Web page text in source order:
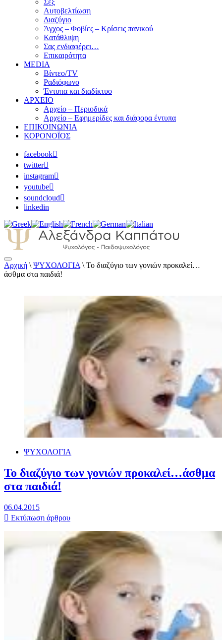
Σεξ
Αυτοβελτίωση
Διαζύγιο
Άγχος – Φοβίες – Κρίσεις πανικού
Κατάθλιψη
Σας ενδιαφέρει…
Επικαιρότητα
MEDIA
Βίντεο/TV
Ραδιόφωνο
Έντυπα και διαδίκτυο
ΑΡΧΕΙΟ
Αρχείο – Περιοδικά
Αρχείο – Εφημερίδες και διάφορα έντυπα
ΕΠΙΚΟΙΝΩΝΙΑ
ΚΟΡΟΝΟΪΟΣ
facebook
twitter
instagram
youtube
soundcloud
linkedin
Αλεξάνδρα Καππάτου Ψυχολόγος –
Παιδοψυχολόγος
Αρχική \ ΨΥΧΟΛΟΓΙΑ \ Το διαζύγιο των γονιών προκαλεί…
άσθμα στα παιδιά!
ΨΥΧΟΛΟΓΙΑ
Το διαζύγιο των γονιών προκαλεί…άσθμα
στα παιδιά!
06.04.2015
Εκτύπωση άρθρου